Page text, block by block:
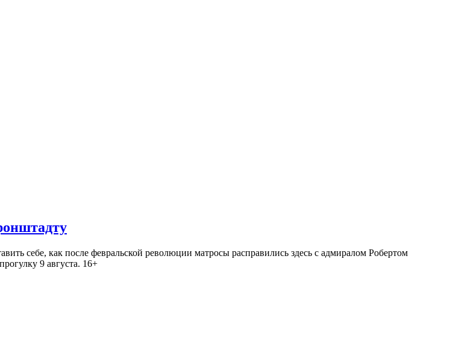
себе, как после февральской революции матросы расправились здесь с адмиралом Робертом
9 августа. 16+